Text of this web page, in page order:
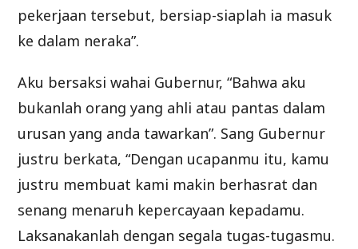
pekerjaan tersebut, bersiap-siaplah ia masuk
ke dalam neraka”.
Aku bersaksi wahai Gubernur, “Bahwa aku
bukanlah orang yang ahli atau pantas dalam
urusan yang anda tawarkan”. Sang Gubernur
justru berkata, “Dengan ucapanmu itu, kamu
justru membuat kami makin berhasrat dan
senang menaruh kepercayaan kepadamu.
Laksanakanlah dengan segala tugas-tugasmu.